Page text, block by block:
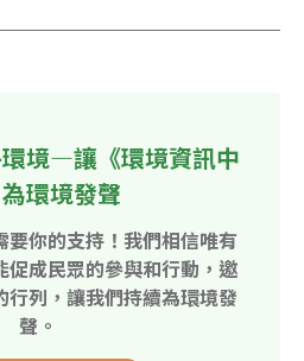
境—讓《環境資訊中
環境發聲
要你的支持！我們相信唯有
促成民眾的參與和行動，邀
行列，讓我們持續為環境發
聲。